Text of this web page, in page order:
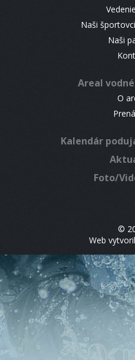
Naši
Naši
Areal
O
Kalendár
Foto/
©
Web vytvoril